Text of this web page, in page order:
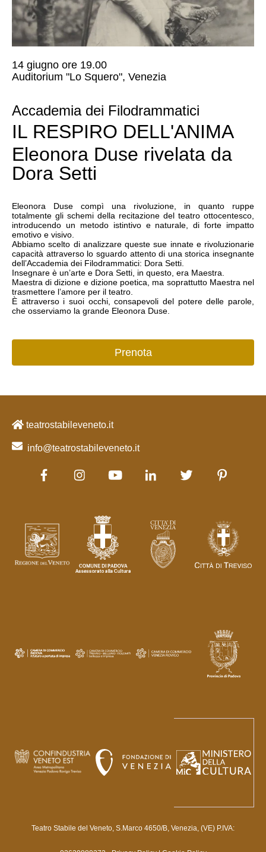
14 giugno ore 19.00
Auditorium "Lo Squero", Venezia
Accademia dei Filodrammatici
IL RESPIRO DELL'ANIMA
Eleonora Duse rivelata da
Dora Setti
Eleonora Duse compì una rivoluzione, in quanto ruppe
totalmente gli schemi della recitazione del teatro ottocentesco,
introducendo un metodo istintivo e naturale, di forte impatto
emotivo e visivo.
Abbiamo scelto di analizzare queste sue innate e rivoluzionarie
capacità attraverso lo sguardo attento di una storica insegnante
dell’Accademia dei Filodrammatici: Dora Setti.
Insegnare è un’arte e Dora Setti, in questo, era Maestra.
Maestra di dizione e dizione poetica, ma soprattutto Maestra nel
trasmettere l’amore per il teatro.
È attraverso i suoi occhi, consapevoli del potere delle parole,
che osserviamo la grande Eleonora Duse.
Prenota
teatrostabileveneto.it
info@teatrostabileveneto.it
Teatro Stabile del Veneto, S.Marco 4650/B, Venezia, (VE) P.IVA: